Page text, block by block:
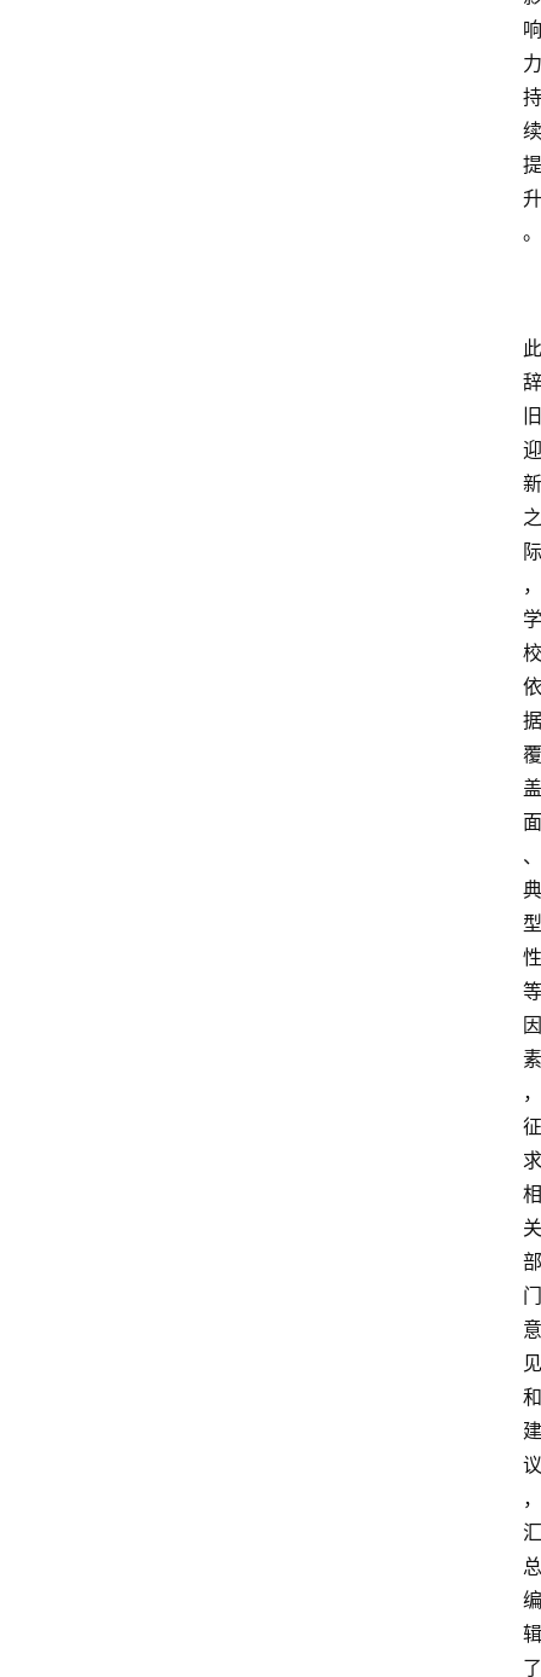
响
力
持
续
提
升
。
此
辞
旧
迎
新
之
际
，
学
校
依
据
覆
盖
面
、
典
型
性
等
因
素
，
征
求
相
关
部
门
意
见
和
建
议
，
汇
总
编
辑
了